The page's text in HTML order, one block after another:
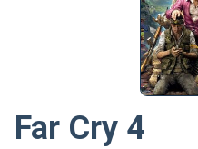
Far Cry 4